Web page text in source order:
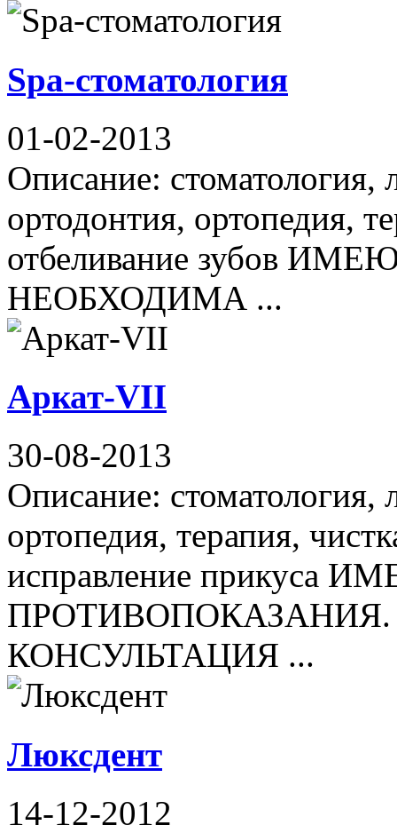
Spa-стоматология
01-02-2013
Описание: стоматология,
ортодонтия, ортопедия,
отбеливание зубов
НЕОБХОДИМА ...
Аркат-VII
30-08-2013
Описание: стоматология,
ортопедия, терапия,
исправление прикуса
КОНСУЛЬТАЦИЯ ...
Люксдент
14-12-2012